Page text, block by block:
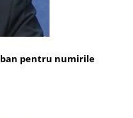
pentru numirile